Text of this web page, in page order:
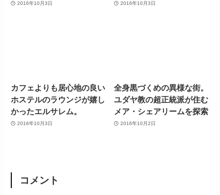
2016年10月3日 2016年10月3日
カフェよりも居心地の良い
ホステルのラウンジが嬉し
かったエルサレム。
2016年10月3日
全身黒づくめの異様な街。
ユダヤ教の超正統派が住む
メア・シェアリームを探索
2016年10月2日
コメント